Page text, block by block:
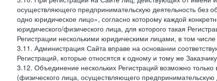
осуществляющего предпринимательскую деятельность без
одно юридическое лицо», согласно которому каждой
юридического/физического лица, для которого такая
Регистрации несколькими юридическими лицами, в том
3.11. Администрация Сайта вправе на основании
Регистраций, которые относятся к одному и тому же
3.12. Объединение нескольких Регистраций возможно
(физического лица, осуществляющего